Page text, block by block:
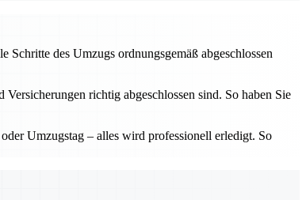
des Umzugs ordnungsgemäß abgeschlossen
richtig abgeschlossen sind. So haben Sie
Umzugstag – alles wird professionell erledigt. So